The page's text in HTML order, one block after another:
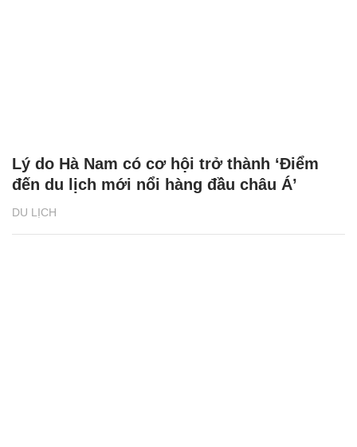
DU LỊCH
Lý do Hà Nam có cơ hội trở thành ‘Điểm
đến du lịch mới nổi hàng đầu châu Á’